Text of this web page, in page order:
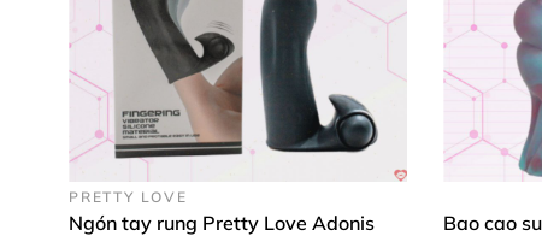
Mua hàng Bao cao su dozen rung tại shop
tận tay
rất kín đáo được kiểm tra trước khi
PRETTY LOVE
Ngón tay rung Pretty Love Adonis
Bao cao